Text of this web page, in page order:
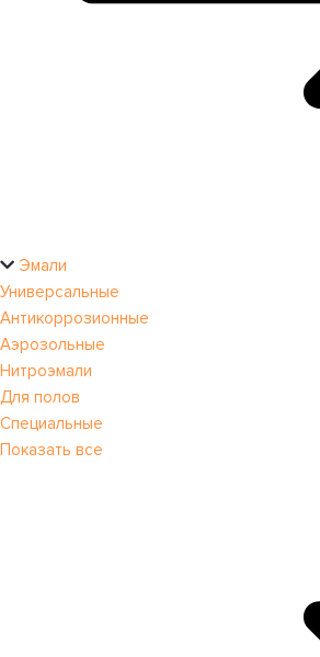
Эмали
Универсальные
Антикоррозионные
Аэрозольные
Нитроэмали
Для полов
Специальные
Показать все